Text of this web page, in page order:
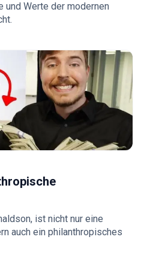
und Werte der modernen
ist nicht nur eine
auch ein philanthropisches